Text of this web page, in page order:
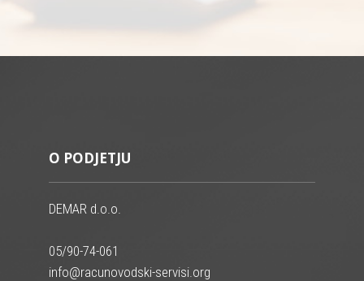
O PODJETJU
DEMAR d.o.o.
05/90-74-061
info@racunovodski-servisi.org